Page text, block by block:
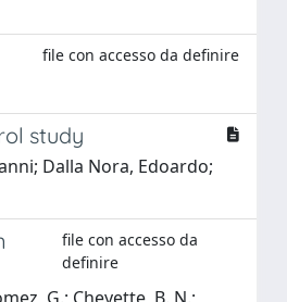
file con accesso da definire
study
Dalla Nora, Edoardo;
file con accesso da
definire